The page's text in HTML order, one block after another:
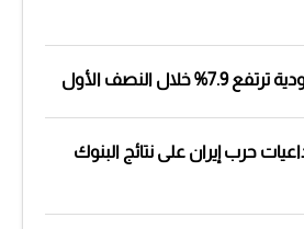
خلال النصف الأول
حرب إيران على نتائج البنوك